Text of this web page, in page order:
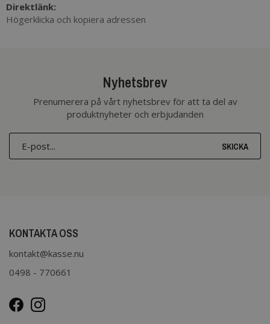
Direktlänk:
Högerklicka och kopiera adressen
Nyhetsbrev
Prenumerera på vårt nyhetsbrev för att ta del av
produktnyheter och erbjudanden
SKICKA
KONTAKTA OSS
kontakt@kasse.nu
0498 - 770661